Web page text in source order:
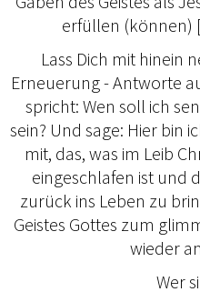
erfüllen (können)
Lass Dich mit hinein
Erneuerung - Antworte
spricht: Wen soll ich
sein? Und sage: Hier bin
mit, das, was im Leib
eingeschlafen ist und
zurück ins Leben zu
Geistes Gottes zum
wieder
Wer